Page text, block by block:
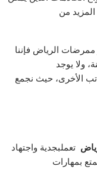
من
ممرضات الرياض فإننا
ولا يوجد
الأخرى، حيث نجمع
تعملبجدية واجتهاد
بمهارات